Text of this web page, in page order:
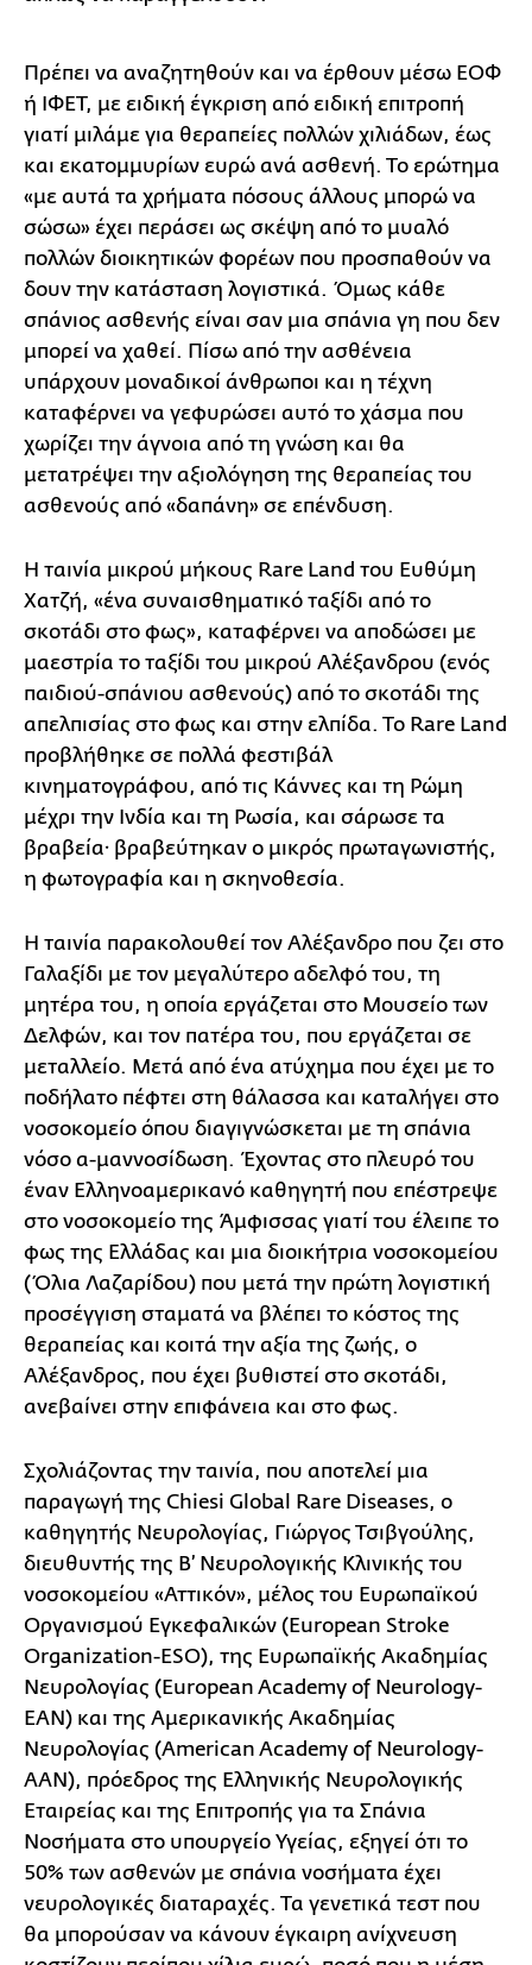
Πρέπει να αναζητηθούν και να έρθουν μέσω ΕΟΦ
ή ΙΦΕΤ, με ειδική έγκριση από ειδική επιτροπή
γιατί μιλάμε για θεραπείες πολλών χιλιάδων, έως
και εκατομμυρίων ευρώ ανά ασθενή. Το ερώτημα
«με αυτά τα χρήματα πόσους άλλους μπορώ να
σώσω» έχει περάσει ως σκέψη από το μυαλό
πολλών διοικητικών φορέων που προσπαθούν να
δουν την κατάσταση λογιστικά. Όμως κάθε
σπάνιος ασθενής είναι σαν μια σπάνια γη που δεν
μπορεί να χαθεί. Πίσω από την ασθένεια
υπάρχουν μοναδικοί άνθρωποι και η τέχνη
καταφέρνει να γεφυρώσει αυτό το χάσμα που
χωρίζει την άγνοια από τη γνώση και θα
μετατρέψει την αξιολόγηση της θεραπείας του
ασθενούς από «δαπάνη» σε επένδυση.
Η ταινία μικρού μήκους Rare Land του Ευθύμη
Χατζή, «ένα συναισθηματικό ταξίδι από το
σκοτάδι στο φως», καταφέρνει να αποδώσει με
μαεστρία το ταξίδι του μικρού Αλέξανδρου (ενός
παιδιού-σπάνιου ασθενούς) από το σκοτάδι της
απελπισίας στο φως και στην ελπίδα. Το Rare Land
προβλήθηκε σε πολλά φεστιβάλ
κινηματογράφου, από τις Κάννες και τη Ρώμη
μέχρι την Ινδία και τη Ρωσία, και σάρωσε τα
βραβεία· βραβεύτηκαν ο μικρός πρωταγωνιστής,
η φωτογραφία και η σκηνοθεσία.
Η ταινία παρακολουθεί τον Αλέξανδρο που ζει στο
Γαλαξίδι με τον μεγαλύτερο αδελφό του, τη
μητέρα του, η οποία εργάζεται στο Μουσείο των
Δελφών, και τον πατέρα του, που εργάζεται σε
μεταλλείο. Μετά από ένα ατύχημα που έχει με το
ποδήλατο πέφτει στη θάλασσα και καταλήγει στο
νοσοκομείο όπου διαγιγνώσκεται με τη σπάνια
νόσο α-μαννοσίδωση. Έχοντας στο πλευρό του
έναν Ελληνοαμερικανό καθηγητή που επέστρεψε
στο νοσοκομείο της Άμφισσας γιατί του έλειπε το
φως της Ελλάδας και μια διοικήτρια νοσοκομείου
(Όλια Λαζαρίδου) που μετά την πρώτη λογιστική
προσέγγιση σταματά να βλέπει το κόστος της
θεραπείας και κοιτά την αξία της ζωής, ο
Αλέξανδρος, που έχει βυθιστεί στο σκοτάδι,
ανεβαίνει στην επιφάνεια και στο φως.
Σχολιάζοντας την ταινία, που αποτελεί μια
παραγωγή της Chiesi Global Rare Diseases, ο
καθηγητής Νευρολογίας, Γιώργος Τσιβγούλης,
διευθυντής της Β’ Νευρολογικής Κλινικής του
νοσοκομείου «Αττικόν», μέλος του Ευρωπαϊκού
Οργανισμού Εγκεφαλικών (European Stroke
Organization-ESO), της Ευρωπαϊκής Ακαδημίας
Νευρολογίας (European Academy of Neurology-
EAN) και της Αμερικανικής Ακαδημίας
Νευρολογίας (American Academy of Neurology-
AAN), πρόεδρος της Ελληνικής Νευρολογικής
Εταιρείας και της Επιτροπής για τα Σπάνια
Νοσήματα στο υπουργείο Υγείας, εξηγεί ότι το
50% των ασθενών με σπάνια νοσήματα έχει
νευρολογικές διαταραχές. Τα γενετικά τεστ που
θα μπορούσαν να κάνουν έγκαιρη ανίχνευση